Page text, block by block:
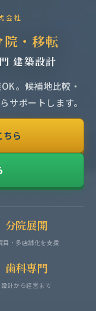
会社
・移転
建築設計
。 候補地比較・
サポートします。
ちら
分院展開
目・多店舗化を支援
歯科専門
設計から経営まで